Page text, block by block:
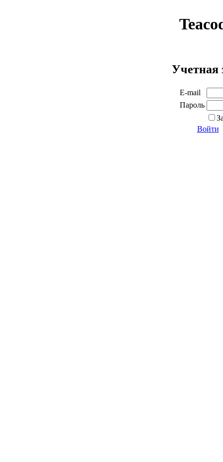
Учетная
E-mail
Пароль
Войти